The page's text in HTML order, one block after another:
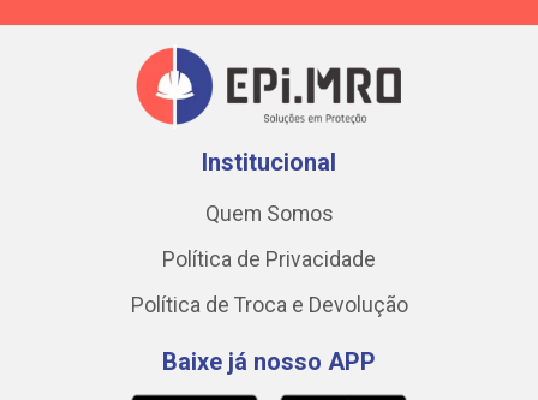
Institucional
Quem Somos
Política de Privacidade
Política de Troca e Devolução
Baixe já nosso APP